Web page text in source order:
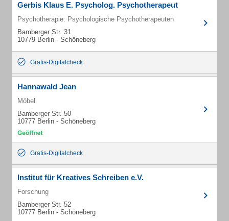
Gerbis Klaus E. Psycholog. Psychotherapeut
Psychotherapie: Psychologische Psychotherapeuten
Bamberger Str. 31
10779 Berlin - Schöneberg
Gratis-Digitalcheck
Hannawald Jean
Möbel
Bamberger Str. 50
10777 Berlin - Schöneberg
Gratis-Digitalcheck
Institut für Kreatives Schreiben e.V.
Forschung
Bamberger Str. 52
10777 Berlin - Schöneberg